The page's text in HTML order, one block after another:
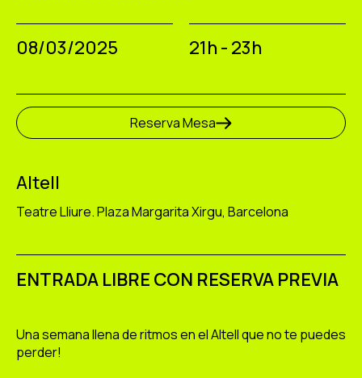
08/03/2025 21h - 23h
Reserva Mesa
Altell
Teatre Lliure. Plaza Margarita Xirgu, Barcelona
ENTRADA LIBRE CON RESERVA PREVIA
Una semana llena de ritmos en el Altell que no te puedes
perder!